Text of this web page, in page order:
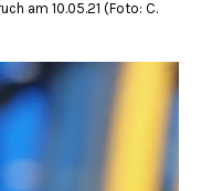
am 10.05.21 (Foto: C.